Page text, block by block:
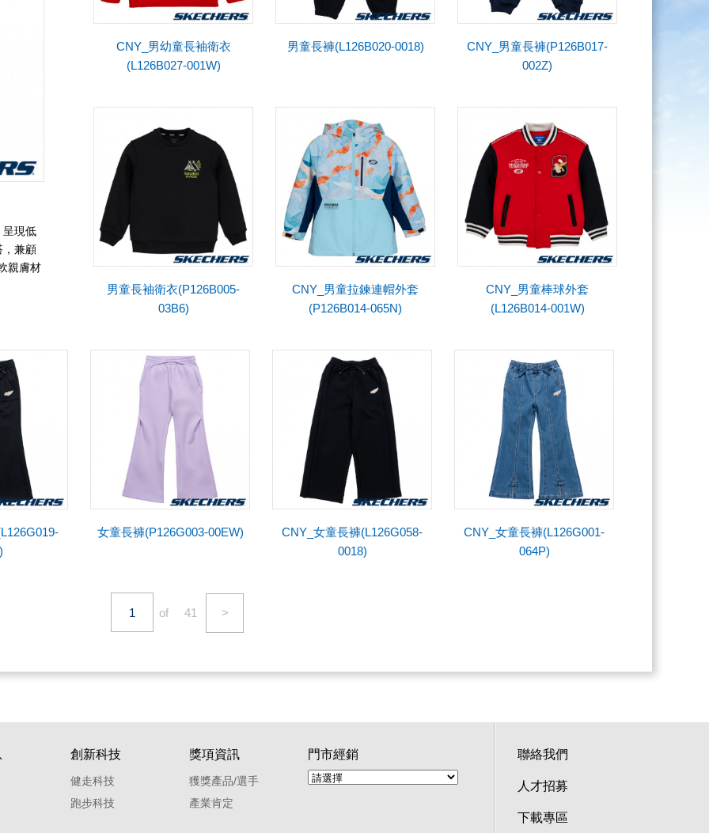
呈現低
，兼顧
親膚材
成整
CNY_男幼童長袖衛衣
(L126B027-001W)
男童長褲(L126B020-0018)
CNY_男童長褲(P126B017-
002Z)
男童長袖衛衣(P126B005-
03B6)
CNY_男童拉鍊連帽外套
(P126B014-065N)
CNY_男童棒球外套
(L126B014-001W)
女童長褲(P126G003-00EW)
CNY_女童長褲(L126G058-
0018)
CNY_女童長褲(L126G001-
064P)
of 41 >
創新科技
健走科技
跑步科技
獎項資訊
獲獎產品/選手
產業肯定
門市經銷 聯絡我們
人才招募
下載專區